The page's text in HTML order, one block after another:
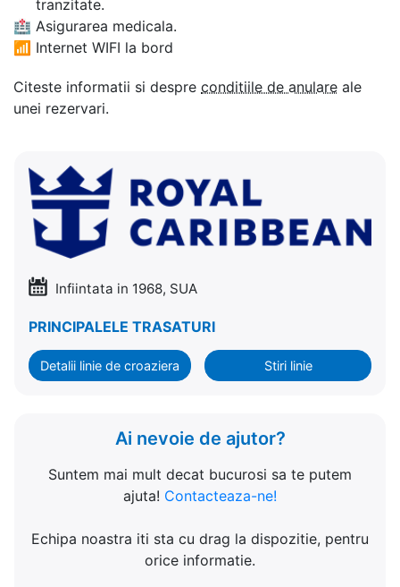
tranzitate.
🏥 Asigurarea medicala.
📶 Internet WIFI la bord
Citeste informatii si despre conditiile de anulare ale
unei rezervari.
Infiintata in 1968, SUA
PRINCIPALELE TRASATURI
Detalii linie de croaziera Stiri linie
Ai nevoie de ajutor?
Suntem mai mult decat bucurosi sa te putem
ajuta! Contacteaza-ne!
Echipa noastra iti sta cu drag la dispozitie, pentru
orice informatie.